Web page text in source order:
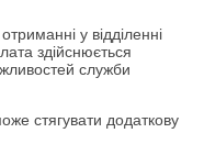
у відділенні
здійснюється
служби
стягувати додаткову